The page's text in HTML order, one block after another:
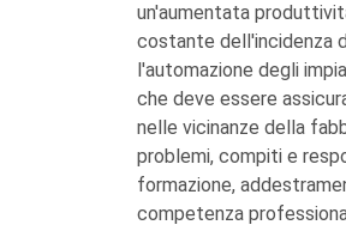
un'aumentata
costante dell'incidenza
l'automazione degli
che deve essere
nelle vicinanze della
problemi, compiti e
formazione,
competenza